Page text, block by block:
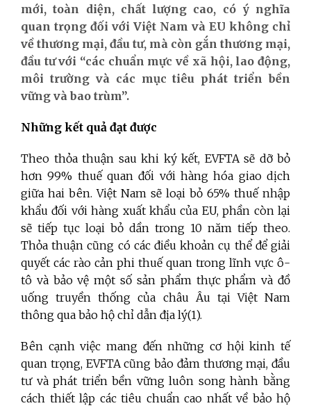
mới, toàn diện, chất lượng cao, có ý nghĩa
quan trọng đối với Việt Nam và EU không chỉ
về thương mại, đầu tư, mà còn gắn thương mại,
đầu tư với “các chuẩn mực về xã hội, lao động,
môi trường và các mục tiêu phát triển bền
vững và bao trùm”.
Những kết quả đạt được
Theo thỏa thuận sau khi ký kết, EVFTA sẽ dỡ bỏ
hơn 99% thuế quan đối với hàng hóa giao dịch
giữa hai bên. Việt Nam sẽ loại bỏ 65% thuế nhập
khẩu đối với hàng xuất khẩu của EU, phần còn lại
sẽ tiếp tục loại bỏ dần trong 10 năm tiếp theo.
Thỏa thuận cũng có các điều khoản cụ thể để giải
quyết các rào cản phi thuế quan trong lĩnh vực ô-
tô và bảo vệ một số sản phẩm thực phẩm và đồ
uống truyền thống của châu Âu tại Việt Nam
thông qua bảo hộ chỉ dẫn địa lý(1).
Bên cạnh việc mang đến những cơ hội kinh tế
quan trọng, EVFTA cũng bảo đảm thương mại, đầu
tư và phát triển bền vững luôn song hành bằng
cách thiết lập các tiêu chuẩn cao nhất về bảo hộ